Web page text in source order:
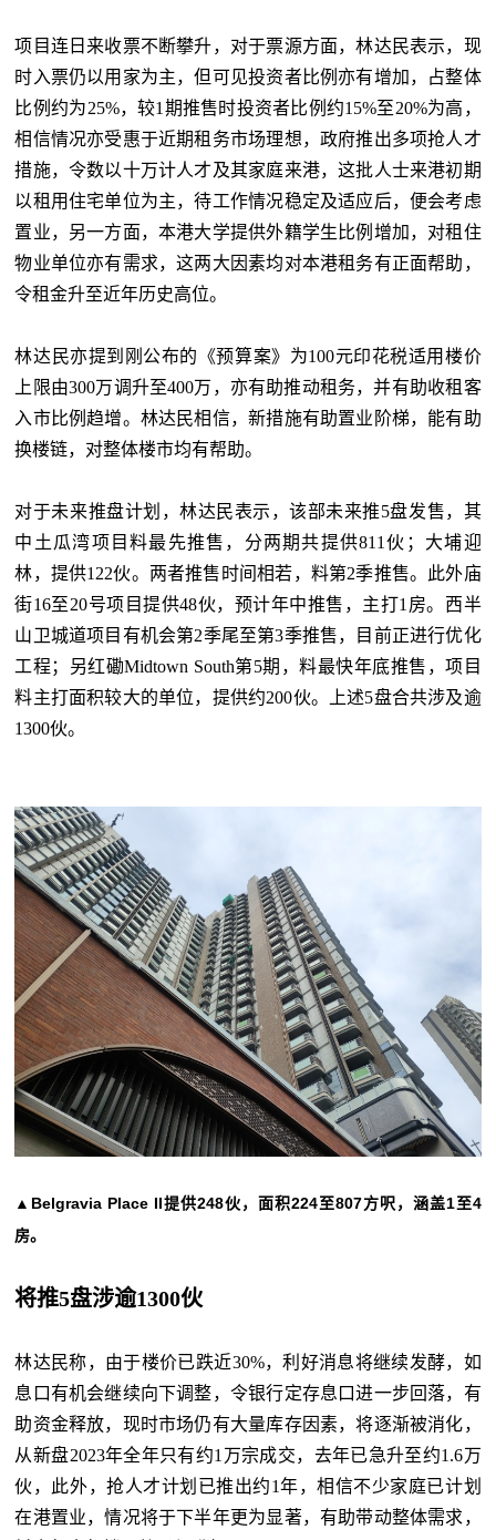
项目连日来收票不断攀升，对于票源方面，林达民表示，现
时入票仍以用家为主，但可见投资者比例亦有增加，占整体
比例约为25%，较1期推售时投资者比例约15%至20%为高，
相信情况亦受惠于近期租务市场理想，政府推出多项抢人才
措施，令数以十万计人才及其家庭来港，这批人士来港初期
以租用住宅单位为主，待工作情况稳定及适应后，便会考虑
置业，另一方面，本港大学提供外籍学生比例增加，对租住
物业单位亦有需求，这两大因素均对本港租务有正面帮助，
令租金升至近年历史高位。
林达民亦提到刚公布的《预算案》为100元印花税适用楼价
上限由300万调升至400万，亦有助推动租务，并有助收租客
入市比例趋增。林达民相信，新措施有助置业阶梯，能有助
换楼链，对整体楼市均有帮助。
对于未来推盘计划，林达民表示，该部未来推5盘发售，其
中土瓜湾项目料最先推售，分两期共提供811伙；大埔迎
林，提供122伙。两者推售时间相若，料第2季推售。此外庙
街16至20号项目提供48伙，预计年中推售，主打1房。西半
山卫城道项目有机会第2季尾至第3季推售，目前正进行优化
工程；另红磡Midtown South第5期，料最快年底推售，项目
料主打面积较大的单位，提供约200伙。上述5盘合共涉及逾
1300伙。
▲Belgravia Place II提供248伙，面积224至807方呎，涵盖1至4
房。
将推5盘涉逾1300伙
林达民称，由于楼价已跌近30%，利好消息将继续发酵，如
息口有机会继续向下调整，令银行定存息口进一步回落，有
助资金释放，现时市场仍有大量库存因素，将逐渐被消化，
从新盘2023年全年只有约1万宗成交，去年已急升至约1.6万
伙，此外，抢人才计划已推出约1年，相信不少家庭已计划
在港置业，情况将于下半年更为显著，有助带动整体需求，